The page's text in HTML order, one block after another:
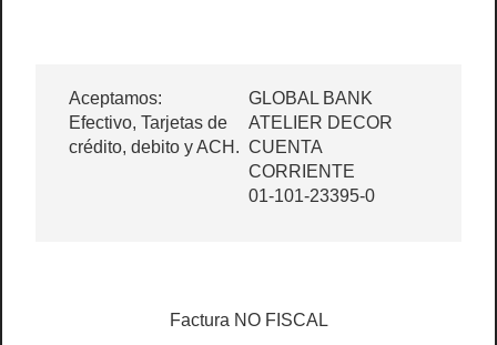
Aceptamos:
Efectivo, Tarjetas de
crédito, debito y ACH.
GLOBAL BANK
ATELIER DECOR
CUENTA
CORRIENTE
01-101-23395-0
Factura NO FISCAL